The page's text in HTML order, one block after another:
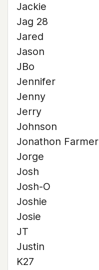
Jackie
Jag 28
Jared
Jason
JBo
Jennifer
Jenny
Jerry
Johnson
Jonathon Farmer
Jorge
Josh
Josh-O
Joshie
Josie
JT
Justin
K27